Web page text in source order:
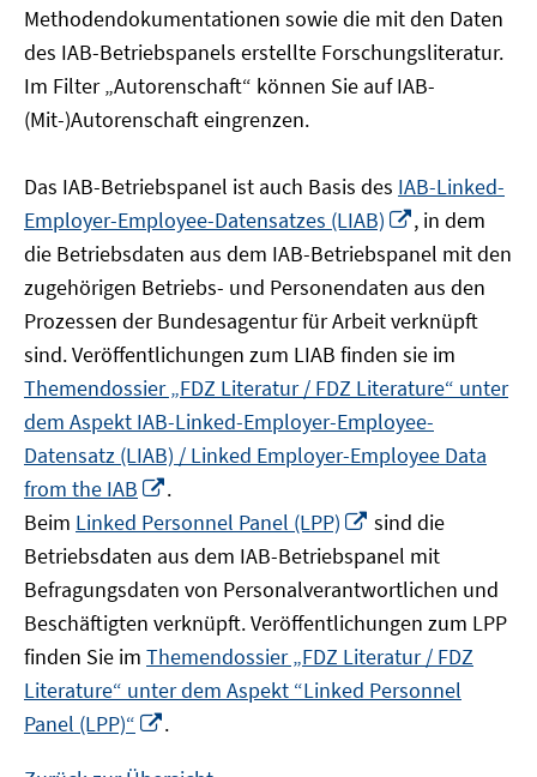
Methodendokumentationen sowie die mit den Daten
des IAB-Betriebspanels erstellte Forschungsliteratur.
Im Filter „Autorenschaft“ können Sie auf IAB-
(Mit-)Autorenschaft eingrenzen.
Das IAB-Betriebspanel ist auch Basis des IAB-Linked-
Employer-Employee-Datensatzes (LIAB)
In
neuem
Fenster
öffnen
, in dem
die Betriebsdaten aus dem IAB-Betriebspanel mit den
zugehörigen Betriebs- und Personendaten aus den
Prozessen der Bundesagentur für Arbeit verknüpft
sind. Veröffentlichungen zum LIAB finden sie im
Themendossier „FDZ Literatur / FDZ Literature“ unter
dem Aspekt IAB-Linked-Employer-Employee-
Datensatz (LIAB) / Linked Employer-Employee Data
from the IAB
neuem
Fenster
öffnen
.
Beim Linked Personnel Panel (LPP)
In
neuem
Fenster
öffnen
sind die
Betriebsdaten aus dem IAB-Betriebspanel mit
Befragungsdaten von Personalverantwortlichen und
Beschäftigten verknüpft. Veröffentlichungen zum LPP
finden Sie im Themendossier „FDZ Literatur / FDZ
Literature“ unter dem Aspekt “Linked Personnel
Panel (LPP)“
.